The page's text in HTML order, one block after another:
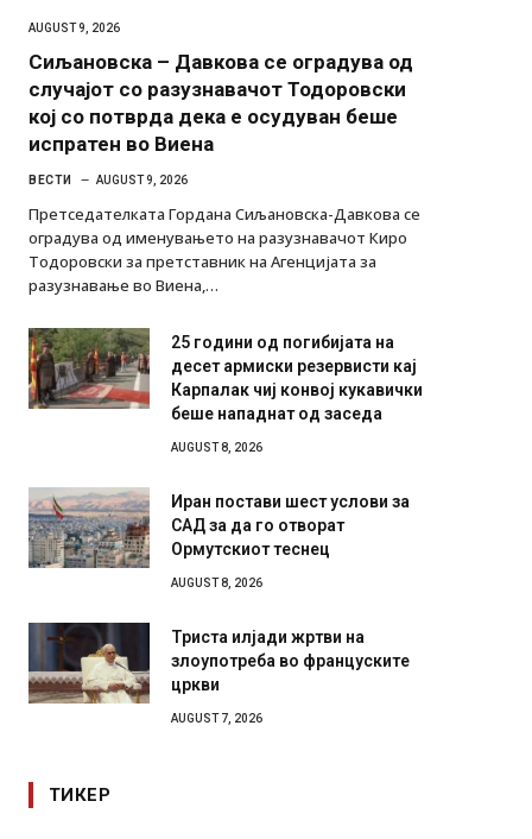
AUGUST 9, 2026
Сиљановска – Давкова се оградува од
случајот со разузнавачот Тодоровски
кој со потврда дека е осудуван беше
испратен во Виена
ВЕСТИ AUGUST 9, 2026
Претседателката Гордана Сиљановска-Давкова се
оградува од именувањето на разузнавачот Киро
Тодоровски за претставник на Агенцијата за
разузнавање во Виена,…
25 години од погибијата на
десет армиски резервисти кај
Карпалак чиј конвој кукавички
беше нападнат од заседа
AUGUST 8, 2026
Иран постави шест услови за
САД за да го отворат
Ормутскиот теснец
AUGUST 8, 2026
Триста илјади жртви на
злоупотреба во француските
цркви
AUGUST 7, 2026
ТИКЕР